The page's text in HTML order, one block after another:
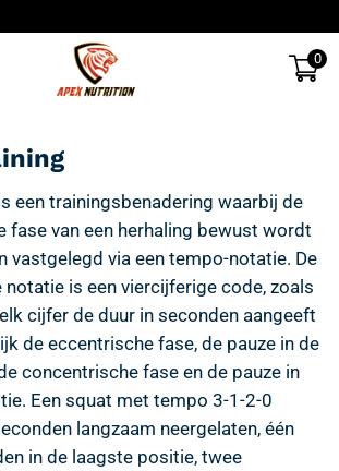
0
een trainingsbenadering waarbij de
fase van een herhaling bewust wordt
vastgelegd via een tempo-notatie. De
is een viercijferige code, zoals
cijfer de duur in seconden aangeeft
de eccentrische fase, de pauze in de
concentrische fase en de pauze in
Een squat met tempo 3-1-2-0
langzaam neergelaten, één
in de laagste positie, twee